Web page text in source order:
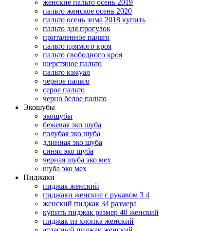
женские пальто осень 2019
пальто женское осень 2020
пальто осень зима 2018 купить
пальто для прогулок
приталенное пальто
пальто прямого кроя
пальто свободного кроя
шерстяное пальто
пальто кэжуал
черное пальто
серое пальто
черно белое пальто
Экошубы
экошубы
бежевая эко шуба
голубая эко шуба
длинная эко шуба
синяя эко шуба
черная шуба эко мех
шуба эко мех
Пиджаки
пиджак женский
пиджаки женские с рукавом 3 4
женский пиджак 34 размера
купить пиджак размер 40 женский
пиджак из хлопка женский